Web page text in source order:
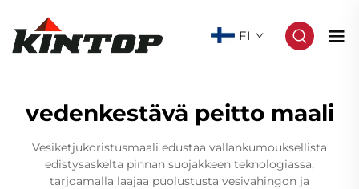
FI
vedenkestävä peitto maali
Vesiketjukoristusmaali edustaa vallankumouksellista
edistysaskelta pinnan suojakkeen teknologiassa,
tarjoamalla laajaa puolustusta vesivahingon ja